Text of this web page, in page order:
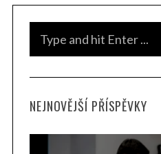
c
NEJNOVĚJŠÍ PŘÍSPĚVKY